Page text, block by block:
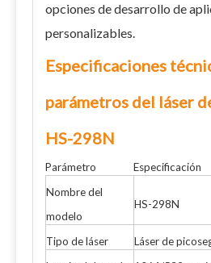
opciones de desarrollo de
personalizables.
Especificaciones
parámetros del láser
HS-298N
Parámetro
Especificación
Nombre del
modelo
HS-298N
Tipo de láser
Láser de